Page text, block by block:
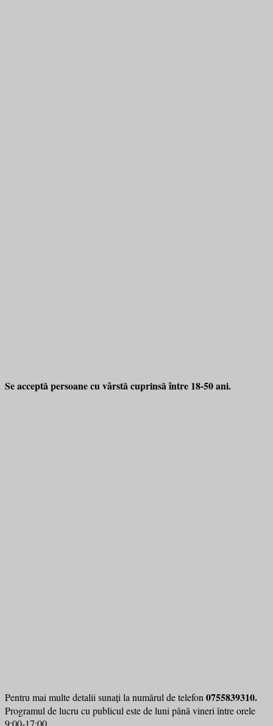
Se acceptă persoane cu vârstă cuprinsă între 18-50 ani.
Pentru mai multe detalii sunați la numărul de telefon 0755839310.
Programul de lucru cu publicul este de luni până vineri între orele
9:00-17:00.